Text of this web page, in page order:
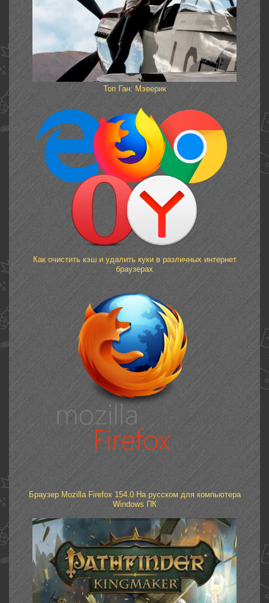
Топ Ган: Мэверик
Как очистить кэш и удалить куки в различных интернет
браузерах
Браузер Mozilla Firefox 154.0 На русском для компьютера
Windows ПК